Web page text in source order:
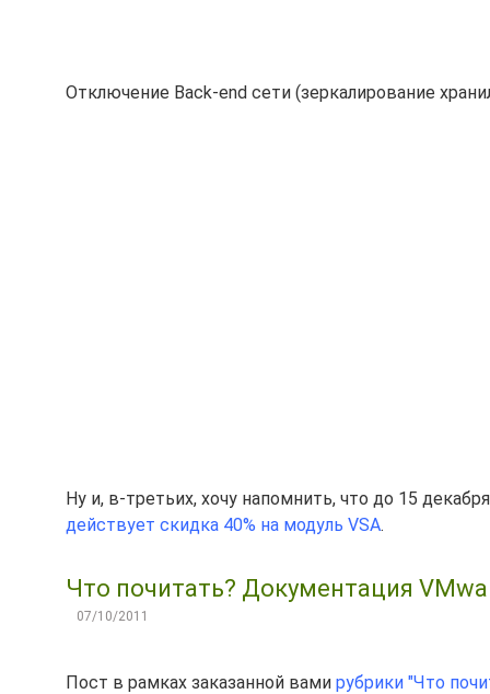
Отключение Back-end сети (зеркалирование
Ну и, в-третьих, хочу напомнить, что до 15
действует скидка 40% на модуль VSA.
Что почитать? Документация
07/10/2011
Пост в рамках заказанной вами рубрики "Что